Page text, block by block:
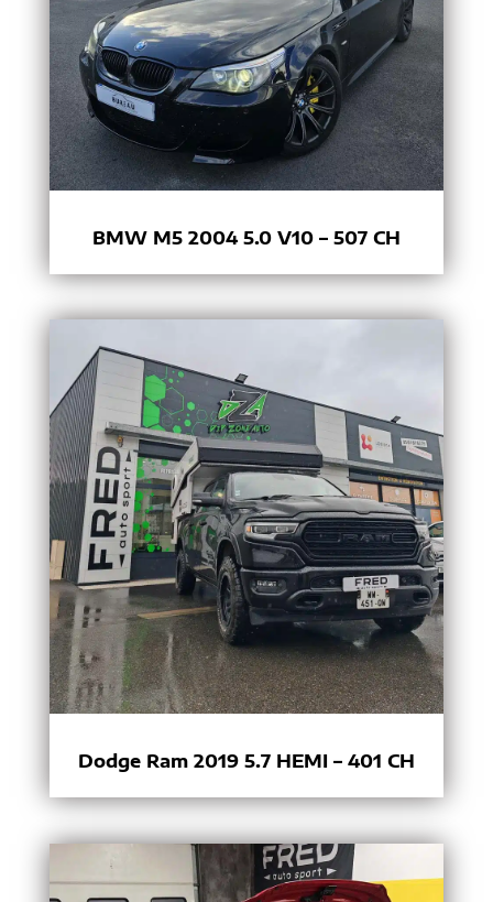
BMW M5 2004 5.0 V10 – 507 CH
Dodge Ram 2019 5.7 HEMI – 401 CH